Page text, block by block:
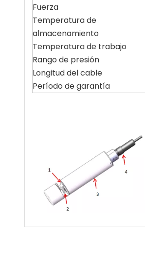
Fuerza
Temperatura de
almacenamiento
Temperatura de trabajo
Rango de presión
Longitud del cable
Período de garantía